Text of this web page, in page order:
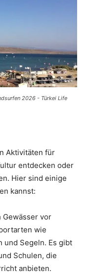
2026 - Türkei Life
Aktivitäten für
entdecken oder
Hier sind einige
kannst:
Gewässer vor
wie
und Segeln. Es gibt
Schulen, die
anbieten.